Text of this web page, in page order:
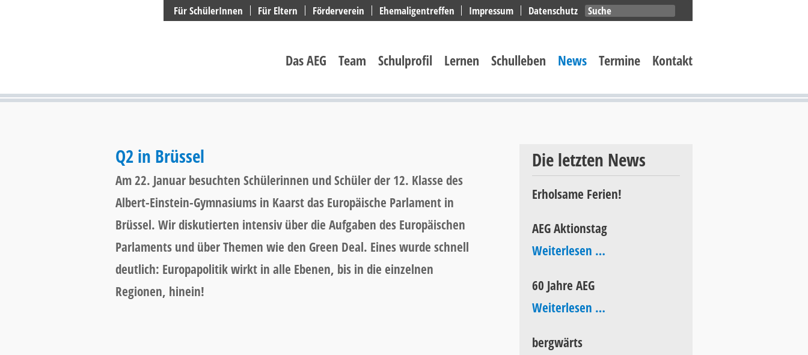
Navigation
Für SchülerInnen Für Eltern Förderverein Ehemaligentreffen Impressum Datenschutz
überspringen
Das AEG Team Schulprofil Lernen Schulleben News Termine Kontakt
Q2 in Brüssel
Am 22. Januar besuchten Schülerinnen und Schüler der 12. Klasse des
Albert-Einstein-Gymnasiums in Kaarst das Europäische Parlament in
Brüssel. Wir diskutierten intensiv über die Aufgaben des Europäischen
Parlaments und über Themen wie den Green Deal. Eines wurde schnell
deutlich: Europapolitik wirkt in alle Ebenen, bis in die einzelnen
Regionen, hinein!
Die letzten News
Erholsame Ferien!
AEG Aktionstag
Weiterlesen …AEG
60 Jahre AEG
Weiterlesen …60
bergwärts